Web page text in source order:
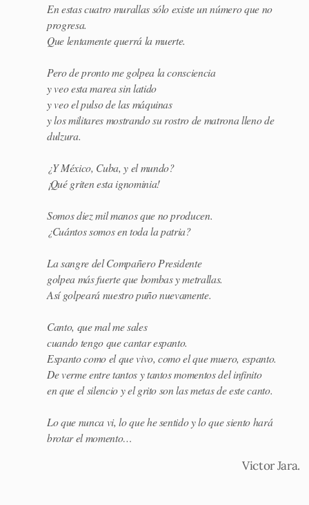
En estas cuatro murallas sólo existe un número que no
progresa.
Que lentamente querrá la muerte.
Pero de pronto me golpea la consciencia
y veo esta marea sin latido
y veo el pulso de las máquinas
y los militares mostrando su rostro de matrona lleno de
dulzura.
¿Y México, Cuba, y el mundo?
¡Qué griten esta ignominia!
Somos diez mil manos que no producen.
¿Cuántos somos en toda la patria?
La sangre del Compañero Presidente
golpea más fuerte que bombas y metrallas.
Así golpeará nuestro puño nuevamente.
Canto, que mal me sales
cuando tengo que cantar espanto.
Espanto como el que vivo, como el que muero, espanto.
De verme entre tantos y tantos momentos del infinito
en que el silencio y el grito son las metas de este canto.
Lo que nunca vi, lo que he sentido y lo que siento hará
brotar el momento…
Victor Jara.